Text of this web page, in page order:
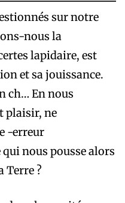
sur notre
nous la
lapidaire, est
et sa jouissance.
ch… En nous
plaisir, ne
-erreur
qui nous pousse alors
Terre ?